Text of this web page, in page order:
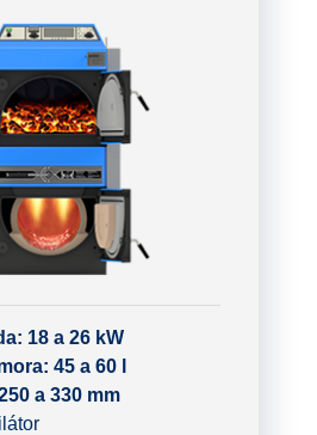
18 a 26 kW
45 a 60 l
a 330 mm